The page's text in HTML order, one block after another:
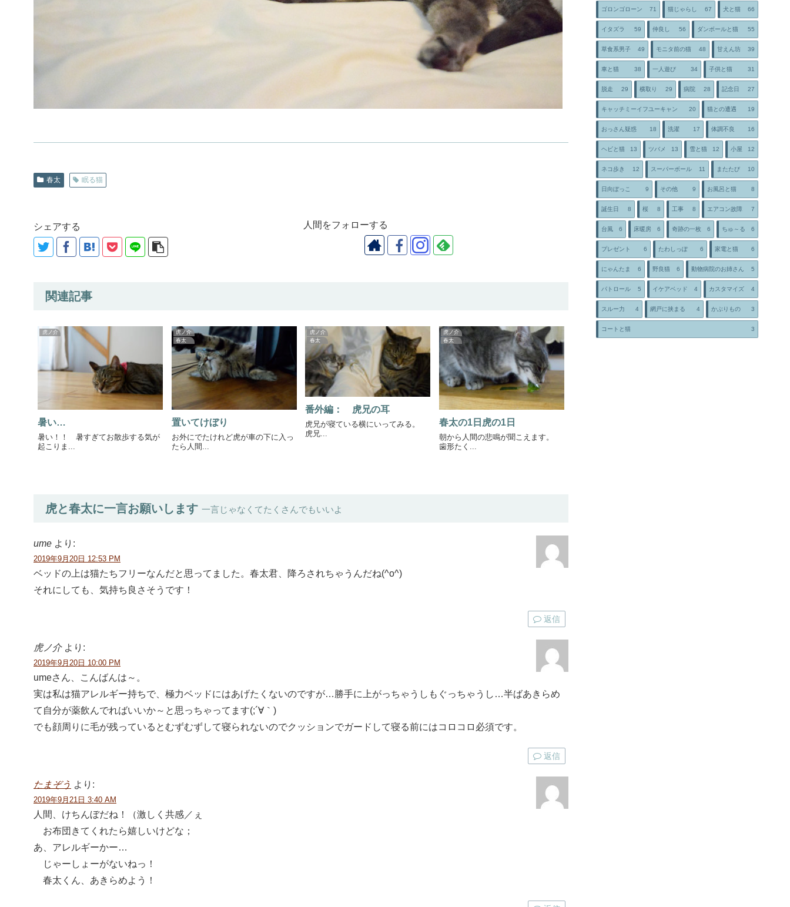
春太 眠る猫
シェアする 人間をフォローする
関連記事
虎ノ介
暑い…
暑い！！ 暑すぎてお散歩する気が
起こりま...
虎ノ介
春太
置いてけぼり
お外にでたけれど虎が車の下に入っ
たら人間...
虎ノ介
春太
番外編： 虎兄の耳
虎兄が寝ている横にいってみる。
虎兄...
虎ノ介
春太
春太の1日虎の1日
朝から人間の悲鳴が聞こえます。
歯形たく...
虎と春太に一言お願いします 一言じゃなくてたくさんでもいいよ
ume より:
2019年9月20日 12:53 PM
ベッドの上は猫たちフリーなんだと思ってました。春太君、降ろされちゃうんだね(^o^)
それにしても、気持ち良さそうです！
返信
虎ノ介 より:
2019年9月20日 10:00 PM
umeさん、こんばんは～。
実は私は猫アレルギー持ちで、極力ベッドにはあげたくないのですが…勝手に上がっちゃうしもぐっちゃうし…半ばあきらめ
て自分が薬飲んでればいいか～と思っちゃってます(;´∀｀)
でも顔周りに毛が残っているとむずむずして寝られないのでクッションでガードして寝る前にはコロコロ必須です。
返信
たまぞう より:
2019年9月21日 3:40 AM
人間、けちんぼだね！（激しく共感／ぇ
お布団きてくれたら嬉しいけどな；
あ、アレルギーかー…
じゃーしょーがないねっ！
春太くん、あきらめよう！
ゴロンゴローン 71 猫じゃらし 67 犬と猫 66
イタズラ 59 仲良し 56 ダンボールと猫 55
草食系男子 49 モニタ前の猫 48 甘えん坊 39
車と猫 38 一人遊び 34 子供と猫 31
脱走 29 横取り 29 病院 28 記念日 27
キャッチミーイフユーキャン 20 猫との遭遇 19
おっさん疑惑 18 洗濯 17 体調不良 16
ヘビと猫 13 ツバメ 13 雪と猫 12 小屋 12
ネコ歩き 12 スーパーボール 11 またたび 10
日向ぼっこ 9 その他 9 お風呂と猫 8
誕生日 8 桜 8 工事 8 エアコン故障 7
台風 6 床暖房 6 奇跡の一枚 6 ちゅ～る 6
プレゼント 6 たわしっぽ 6 家電と猫 6
にゃんたま 6 野良猫 6 動物病院のお姉さん 5
パトロール 5 イケアベッド 4 カスタマイズ 4
スルー力 4 網戸に挟まる 4 かぶりもの 3
コートと猫 3